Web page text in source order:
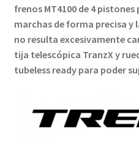
frenos MT4100 de 4
marchas de forma precisa y
no resulta excesivamente
tija telescópica TranzX y
tubeless ready para poder